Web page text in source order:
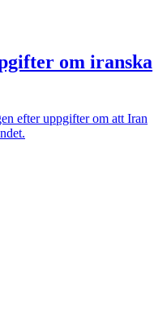
om iranska
efter uppgifter om att Iran